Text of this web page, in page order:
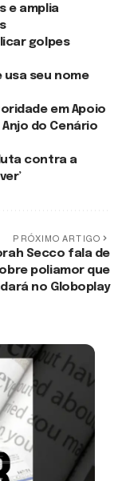
e amplia
golpes
usa seu nome
em Apoio
do Cenário
contra a
PRÓXIMO ARTIGO
Secco fala de
poliamor que
no Globoplay